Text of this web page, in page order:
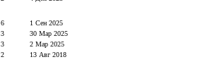
6
1 Сен 2025
3
30 Мар 2025
3
2 Мар 2025
2
13 Авг 2018